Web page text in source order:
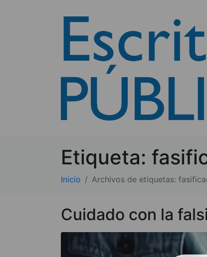
Etiqueta:
Inicio Archivos de etiquetas:
Cuidado con la